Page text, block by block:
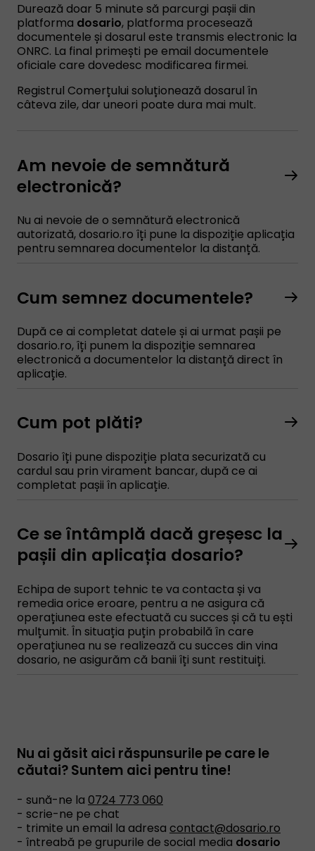
Durează doar 5 minute să parcurgi pașii din
platforma dosario, platforma procesează
documentele și dosarul este transmis electronic la
ONRC. La final primești pe email documentele
oficiale care dovedesc modificarea firmei.
Registrul Comerțului soluționează dosarul în
câteva zile, dar uneori poate dura mai mult.
Am nevoie de semnătură
electronică?
Nu ai nevoie de o semnătură electronică
autorizată, dosario.ro îți pune la dispoziție aplicația
pentru semnarea documentelor la distanță.
Cum semnez documentele?
După ce ai completat datele și ai urmat pașii pe
dosario.ro, îți punem la dispoziție semnarea
electronică a documentelor la distanță direct în
aplicație.
Cum pot plăti?
Dosario îți pune dispoziție plata securizată cu
cardul sau prin virament bancar, după ce ai
completat pașii în aplicație.
Ce se întâmplă dacă greșesc la
pașii din aplicația dosario?
Echipa de suport tehnic te va contacta și va
remedia orice eroare, pentru a ne asigura că
operațiunea este efectuată cu succes și că tu ești
mulțumit. În situația puțin probabilă în care
operațiunea nu se realizează cu succes din vina
dosario, ne asigurăm că banii îți sunt restituiți.
Nu ai găsit aici răspunsurile pe care le
căutai? Suntem aici pentru tine!
- sună-ne la 0724 773 060
- scrie-ne pe chat
- trimite un email la adresa contact@dosario.ro
- întreabă pe grupurile de social media dosario